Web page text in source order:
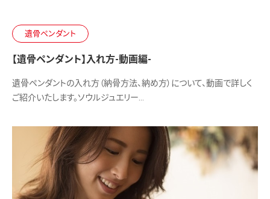
遺骨ペンダント
【遺骨ペンダント】入れ方-動画編-
遺骨ペンダントの入れ方（納骨方法、納め方）について、動画で詳しく
ご紹介いたします。ソウルジュエリー…